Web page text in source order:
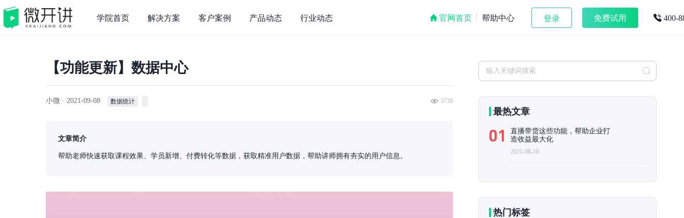
学院首页 解决方案 客户案例 产品动态 行业动态 官网首页 帮助中心 登录 免费试用 400-
【功能更新】数据中心
小微 · 2021-09-08 数据统计 3738
文章简介
帮助老师快速获取课程效果、学员新增、付费转化等数据，获取精准用户数据，帮助讲师拥有夯实的用户信息。
最热文章
直播带货这些功能，帮助企业打
造收益最大化
2021-08-10
热门标签